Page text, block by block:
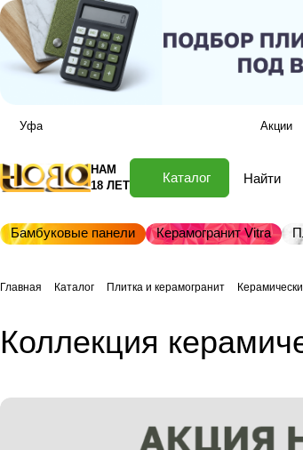
Уфа Акции
НАМ
18 ЛЕТ
Каталог
Бамбуковые панели Керамогранит Vitra
Главная Каталог Плитка и керамогранит
Коллекция